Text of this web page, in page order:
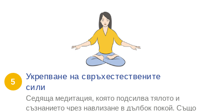
5
Укрепване на свръхестествените
сили
Седяща медитация, която подсилва тялото и
съзнанието чрез навлизане в дълбок покой. Също